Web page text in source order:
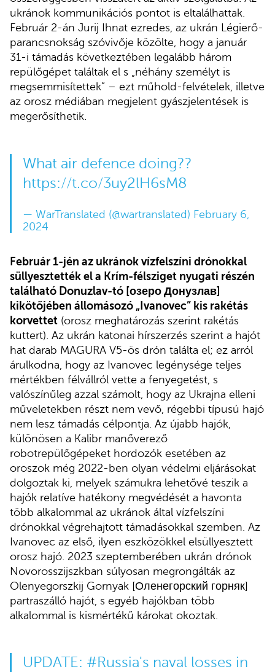
ukránok kommunikációs pontot is eltalálhattak.
Február 2-án Jurij Ihnat ezredes, az ukrán Légierő-
parancsnokság szóvivője közölte, hogy a január
31-i támadás következtében legalább három
repülőgépet találtak el s „néhány személyt is
megsemmisítettek” – ezt műhold-felvételek, illetve
az orosz médiában megjelent gyászjelentések is
megerősíthetik.
What air defence doing??
https://t.co/3uy2lH6sM8
— WarTranslated (@wartranslated) February 6,
2024
Február 1-jén az ukránok vízfelszíni drónokkal
süllyesztették el a Krím-félsziget nyugati részén
található Donuzlav-tó [озеро Донузлав]
kikötőjében állomásozó „Ivanovec” kis rakétás
korvettet (orosz meghatározás szerint rakétás
kuttert). Az ukrán katonai hírszerzés szerint a hajót
hat darab MAGURA V5-ös drón találta el; ez arról
árulkodna, hogy az Ivanovec legénysége teljes
mértékben félvállról vette a fenyegetést, s
valószínűleg azzal számolt, hogy az Ukrajna elleni
műveletekben részt nem vevő, régebbi típusú hajó
nem lesz támadás célpontja. Az újabb hajók,
különösen a Kalibr manőverező
robotrepülőgépeket hordozók esetében az
oroszok még 2022-ben olyan védelmi eljárásokat
dolgoztak ki, melyek számukra lehetővé teszik a
hajók relatíve hatékony megvédését a havonta
több alkalommal az ukránok által vízfelszíni
drónokkal végrehajtott támadásokkal szemben. Az
Ivanovec az első, ilyen eszközökkel elsüllyesztett
orosz hajó. 2023 szeptemberében ukrán drónok
Novorosszijszkban súlyosan megrongálták az
Olenyegorszkij Gornyak [Оленегорский горняк]
partraszálló hajót, s egyéb hajókban több
alkalommal is kismértékű károkat okoztak.
UPDATE: #Russia's naval losses in